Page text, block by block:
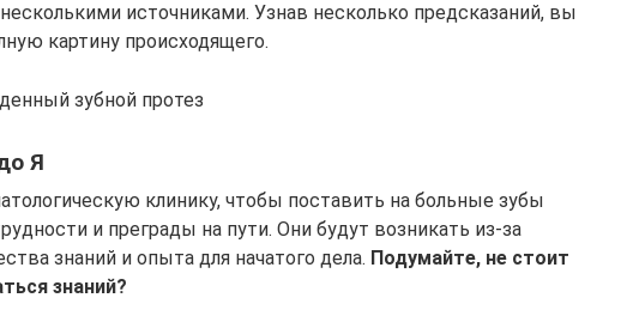
источниками. Узнав несколько предсказаний, вы
картину происходящего.
зубной протез
Я
клинику, чтобы поставить на больные зубы
и преграды на пути. Они будут возникать из-за
знаний и опыта для начатого дела. Подумайте, не стоит
знаний?